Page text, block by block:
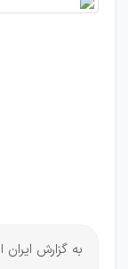
اجرای
به گزارش